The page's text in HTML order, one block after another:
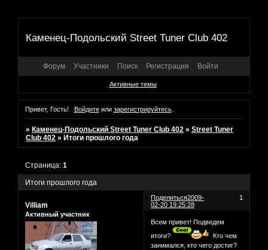
Каменец-Подольский Street Tuner Club 402
Форум Участники Поиск Регистрация Войти
Активные темы
Привет, Гость! Войдитеили зарегистрируйтесь.
»Каменец-Подольский Street Tuner Club 402 »Street Tuner
Club 402 »Итоги прошлого года
Итоги прошлого года
Страница:1
Поделиться 1
2009-
02-20 19:25:28
Villiam
Активный участник
Всем привет! Подведем
итоги?
Кто чем
занимался, кто чего достиг?